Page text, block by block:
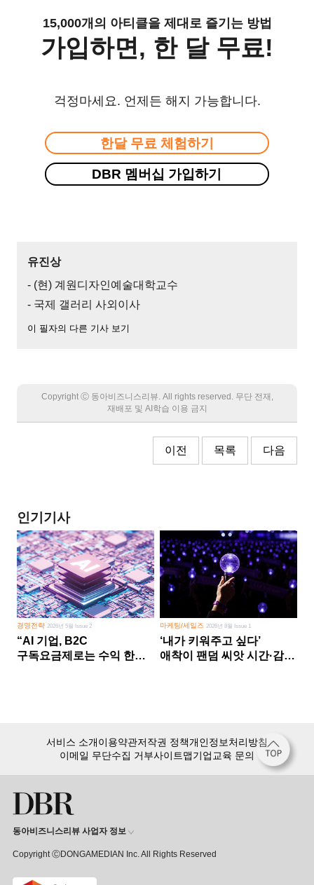
15,000개의 아티클을 제대로 즐기는 방법
가입하면, 한 달 무료!
걱정마세요. 언제든 해지 가능합니다.
한달 무료 체험하기
DBR 멤버십 가입하기
유진상
- (현) 계원디자인예술대학교수
- 국제 갤러리 사외이사
이 필자의 다른 기사 보기
Copyright Ⓒ 동아비즈니스리뷰. All rights reserved. 무단 전재,
재배포 및 AI학습 이용 금지
이전 목록 다음
인기기사
경영전략 2026년 5월 Issue 2
“AI 기업, B2C
구독요금제로는 수익 한계
마케팅/세일즈 2026년 8월 Issue 1
‘내가 키워주고 싶다’
애착이 팬덤 씨앗 시간·감정
서비스 소개이용약관저작권 정책개인정보처리방침
이메일 무단수집 거부사이트맵기업교육 문의
동아비즈니스리뷰 사업자 정보
Copyright ⒸDONGAMEDIAN Inc. All Rights Reserved